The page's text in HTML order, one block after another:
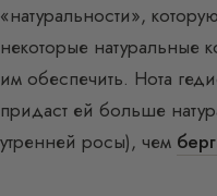
«натуральности»,
некоторые натуральные
им обеспечить. Нота
придаст ей больше
утренней росы), чем